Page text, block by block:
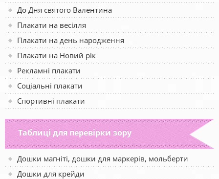
До Дня святого Валентина
Плакати на весілля
Плакати на день народження
Плакати на Новий рік
Рекламні плакати
Соціальні плакати
Спортивні плакати
Таблиці для перевірки зору
Дошки магніті, дошки для маркерів, мольберти
Дошки для крейди